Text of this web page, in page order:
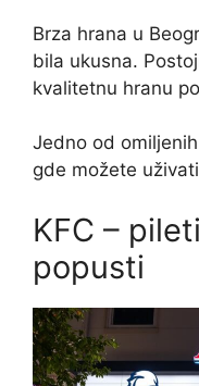
Brza hrana u
bila ukusna.
kvalitetnu hranu
Jedno od
gde možete
KFC –
popusti